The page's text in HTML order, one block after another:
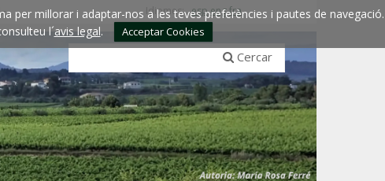
per millorar i adaptar-nos a les teves preferències i pautes de navegació.
l´avis legal. Acceptar Cookies
Idiomes:esp engfra
Cercar